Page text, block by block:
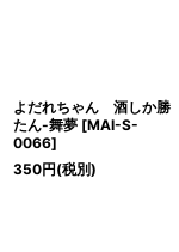
よだれちゃん 酒しか勝
たん-舞夢 [MAI-S-
0066]
350円(税別)